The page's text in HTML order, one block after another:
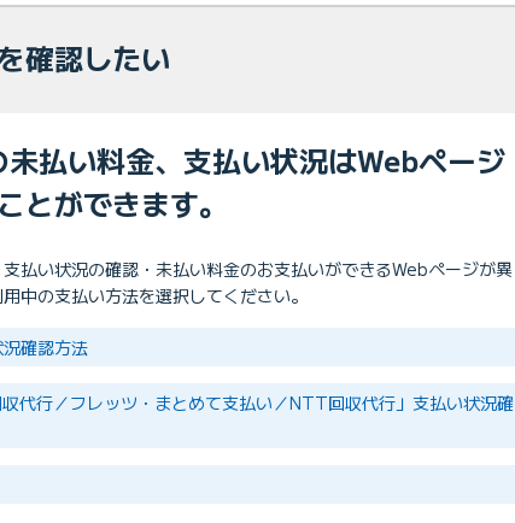
確認したい
払い料金、支払い状況はWebページ
とができます。
払い状況の確認・未払い料金のお支払いができるWebページが異
中の支払い方法を選択してください。
確認方法
代行／フレッツ・まとめて支払い／NTT回収代行」支払い状況確